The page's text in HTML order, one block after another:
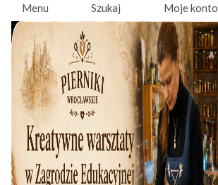
Menu Szukaj Moje konto